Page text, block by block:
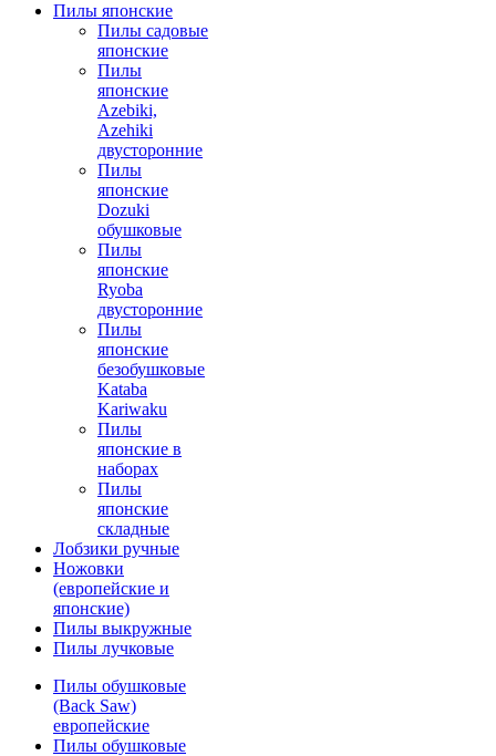
Пилы японские
Пилы садовые
японские
Пилы
японские
Azebiki,
Azehiki
двусторонние
Пилы
японские
Dozuki
обушковые
Пилы
японские
Ryoba
двусторонние
Пилы
японские
безобушковые
Kataba
Kariwaku
Пилы
японские в
наборах
Пилы
японские
складные
Лобзики ручные
Ножовки
(европейские и
японские)
Пилы выкружные
Пилы лучковые
Пилы обушковые
(Back Saw)
европейские
Пилы обушковые